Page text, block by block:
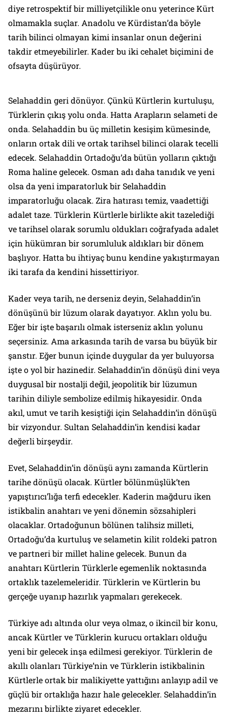
diye retrospektif bir milliyetçilikle onu yeterince Kürt
olmamakla suçlar. Anadolu ve Kürdistan’da böyle
tarih bilinci olmayan kimi insanlar onun değerini
takdir etmeyebilirler. Kader bu iki cehalet biçimini de
ofsayta düşürüyor.
Selahaddin geri dönüyor. Çünkü Kürtlerin kurtuluşu,
Türklerin çıkış yolu onda. Hatta Arapların selameti de
onda. Selahaddin bu üç milletin kesişim kümesinde,
onların ortak dili ve ortak tarihsel bilinci olarak tecelli
edecek. Selahaddin Ortadoğu’da bütün yolların çıktığı
Roma haline gelecek. Osman adı daha tanıdık ve yeni
olsa da yeni imparatorluk bir Selahaddin
imparatorluğu olacak. Zira hatırası temiz, vaadettiği
adalet taze. Türklerin Kürtlerle birlikte akit tazelediği
ve tarihsel olarak sorumlu oldukları coğrafyada adalet
için hükümran bir sorumluluk aldıkları bir dönem
başlıyor. Hatta bu ihtiyaç bunu kendine yakıştırmayan
iki tarafa da kendini hissettiriyor.
Kader veya tarih, ne derseniz deyin, Selahaddin’in
dönüşünü bir lüzum olarak dayatıyor. Aklın yolu bu.
Eğer bir işte başarılı olmak isterseniz aklın yolunu
seçersiniz. Ama arkasında tarih de varsa bu büyük bir
şanstır. Eğer bunun içinde duygular da yer buluyorsa
işte o yol bir hazinedir. Selahaddin’in dönüşü dini veya
duygusal bir nostalji değil, jeopolitik bir lüzumun
tarihin diliyle sembolize edilmiş hikayesidir. Onda
akıl, umut ve tarih kesiştiği için Selahaddin’in dönüşü
bir vizyondur. Sultan Selahaddin’in kendisi kadar
değerli birşeydir.
Evet, Selahaddin’in dönüşü aynı zamanda Kürtlerin
tarihe dönüşü olacak. Kürtler bölünmüşlük’ten
yapıştırıcı’lığa terfi edecekler. Kaderin mağduru iken
istikbalin anahtarı ve yeni dönemin sözsahipleri
olacaklar. Ortadoğunun bölünen talihsiz milleti,
Ortadoğu’da kurtuluş ve selametin kilit roldeki patron
ve partneri bir millet haline gelecek. Bunun da
anahtarı Kürtlerin Türklerle egemenlik noktasında
ortaklık tazelemeleridir. Türklerin ve Kürtlerin bu
gerçeğe uyanıp hazırlık yapmaları gerekecek.
Türkiye adı altında olur veya olmaz, o ikincil bir konu,
ancak Kürtler ve Türklerin kurucu ortakları olduğu
yeni bir gelecek inşa edilmesi gerekiyor. Türklerin de
akıllı olanları Türkiye’nin ve Türklerin istikbalinin
Kürtlerle ortak bir malikiyette yattığını anlayıp adil ve
güçlü bir ortaklığa hazır hale gelecekler. Selahaddin’in
mezarını birlikte ziyaret edecekler.